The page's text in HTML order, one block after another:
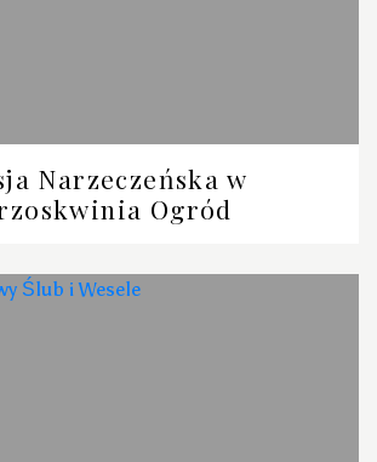
Narzeczeńska w
Ogród